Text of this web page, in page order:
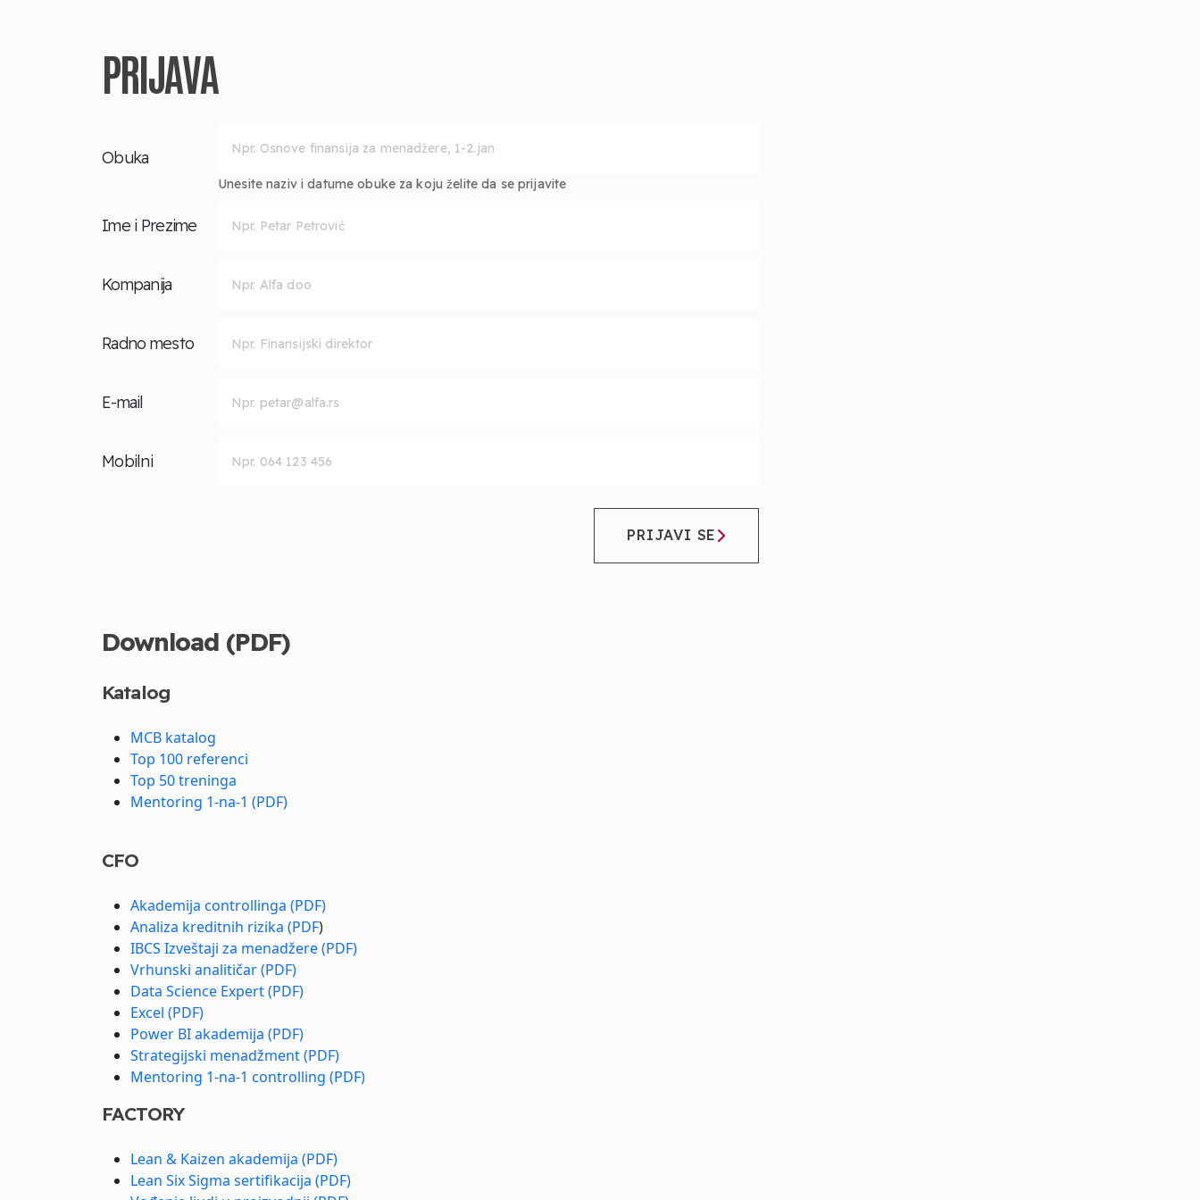
PRIJAVA
Obuka
Unesite naziv i datume obuke za koju želite da se prijavite
Ime i Prezime
Kompanija
Radno mesto
E-mail
Mobilni
PRIJAVI SE
Download (PDF)
Katalog
MCB katalog
Top 100 referenci
Top 50 treninga
Mentoring 1-na-1 (PDF)
CFO
Akademija controllinga (PDF)
Analiza kreditnih rizika (PDF)
IBCS Izveštaji za menadžere (PDF)
Vrhunski analitičar (PDF)
Data Science Expert (PDF)
Excel (PDF)
Power BI akademija (PDF)
Strategijski menadžment (PDF)
Mentoring 1-na-1 controlling (PDF)
FACTORY
Lean & Kaizen akademija (PDF)
Lean Six Sigma sertifikacija (PDF)